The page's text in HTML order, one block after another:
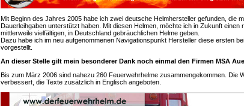
Mit Beginn des Jahres 2005 habe ich zwei deutsche Helmhersteller gefunden, die
Dauerleihgaben unterstützt haben. Mit diesen Helmen, möchte ich in Zukunft einen
mittlerweile vielfältigen, in Deutschland gebräuchlichen Helme geben.
Dazu habe ich im neu aufgenommenen Navigationspunkt Hersteller diese ersten
vorgestellt.
An dieser Stelle gilt mein besonderer Dank noch einmal den Firmen MSA
Bis zum März 2006 sind nahezu 260 Feuerwehrhelme zusammengekommen. Die
verbessert, die Texte zusätzlich in Englisch angeboten.